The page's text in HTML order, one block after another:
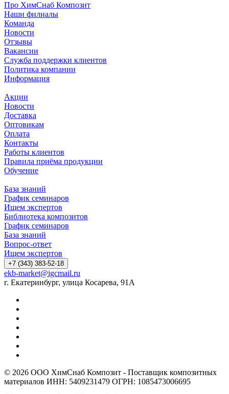
Про ХимСнаб Композит
Наши филиалы
Команда
Новости
Отзывы
Вакансии
Служба поддержки клиентов
Политика компании
Информация
Акции
Новости
Доставка
Оптовикам
Оплата
Контакты
Работы клиентов
Правила приёма продукции
Обучение
База знаний
График семинаров
Ищем экспертов
Библиотека композитов
График семинаров
База знаний
Вопрос-ответ
Ищем экспертов
+7 (343) 383-52-18
ekb-market@igcmail.ru
г. Екатеринбург, улица Косарева, 91А
© 2026 ООО ХимСнаб Композит - Поставщик композитных
материалов ИНН: 5409231479 ОГРН: 1085473006695